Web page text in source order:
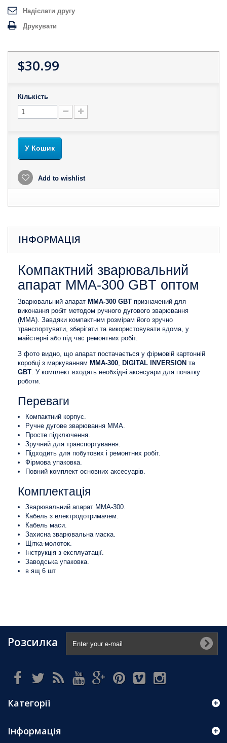
Надіслати другу
Друкувати
$30.99
Кількість
У Кошик
Add to wishlist
ІНФОРМАЦІЯ
Компактний зварювальний
апарат MMA-300 GBT оптом
Зварювальний апарат MMA-300 GBT призначений для
виконання робіт методом ручного дугового зварювання
(MMA). Завдяки компактним розмірам його зручно
транспортувати, зберігати та використовувати вдома, у
майстерні або під час ремонтних робіт.
З фото видно, що апарат постачається у фірмовій картонній
коробці з маркуванням MMA-300, DIGITAL INVERSION та
GBT. У комплект входять необхідні аксесуари для початку
роботи.
Переваги
Компактний корпус.
Ручне дугове зварювання MMA.
Просте підключення.
Зручний для транспортування.
Підходить для побутових і ремонтних робіт.
Фірмова упаковка.
Повний комплект основних аксесуарів.
Комплектація
Зварювальний апарат MMA-300.
Кабель з електродотримачем.
Кабель маси.
Захисна зварювальна маска.
Щітка-молоток.
Інструкція з експлуатації.
Заводська упаковка.
в ящ 6 шт
Розсилка
Категорії
Інформація